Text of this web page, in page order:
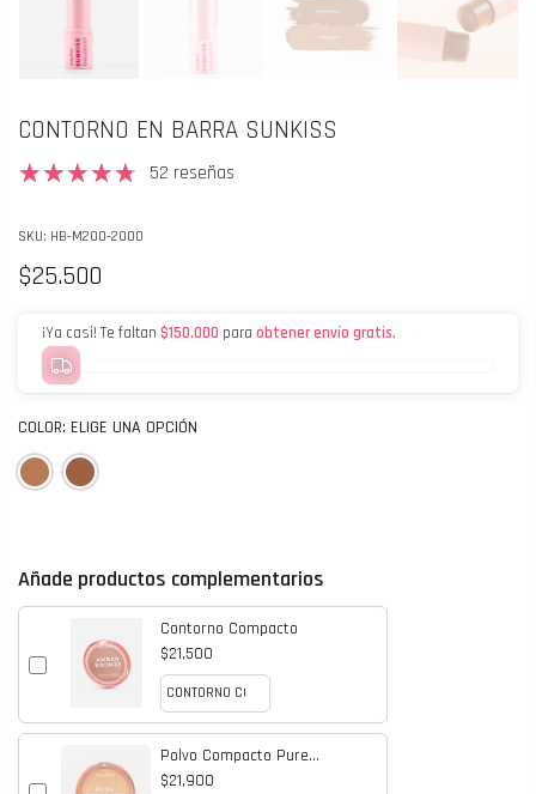
CONTORNO EN BARRA SUNKISS
52 reseñas
SKU: HB-M200-2000
$25.500
¡Ya casi! Te faltan $150.000 para obtener envío gratis.
COLOR: ELIGE UNA OPCIÓN
Añade productos complementarios
Contorno Compacto
$21,500
Polvo Compacto Pure
Porcelain
$21,900